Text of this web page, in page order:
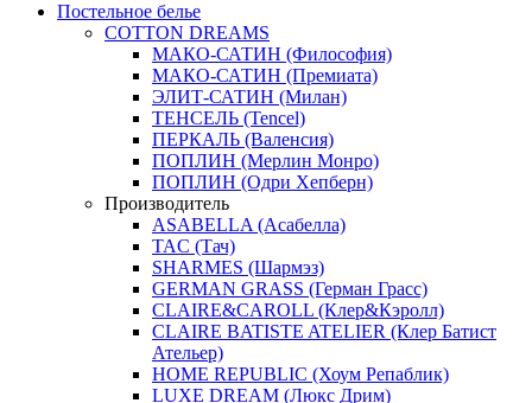
Постельное белье
COTTON DREAMS
МАКО-САТИН (Философия)
МАКО-САТИН (Премиата)
ЭЛИТ-САТИН (Милан)
ТЕНСЕЛЬ (Tencel)
ПЕРКАЛЬ (Валенсия)
ПОПЛИН (Мерлин Монро)
ПОПЛИН (Одри Хепберн)
Производитель
ASABELLA (Асабелла)
TAC (Тач)
SHARMES (Шармэз)
GERMAN GRASS (Герман Грасс)
CLAIRE&CAROLL (Клер&Кэролл)
CLAIRE BATISTE ATELIER (Клер Батист
Ательер)
HOME REPUBLIC (Хоум Репаблик)
LUXE DREAM (Люкс Дрим)